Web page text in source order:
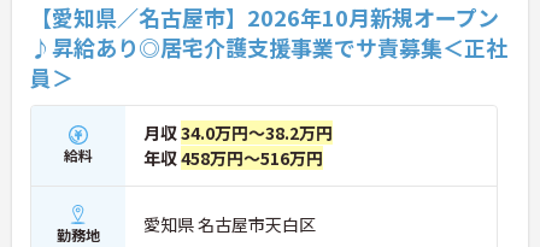
【愛知県／名古屋市】2026年10月新規オープン
♪昇給あり◎居宅介護支援事業でサ責募集＜正社
員＞
給料
月収34.0万円～38.2万円
年収458万円～516万円
勤務地 愛知県 名古屋市天白区